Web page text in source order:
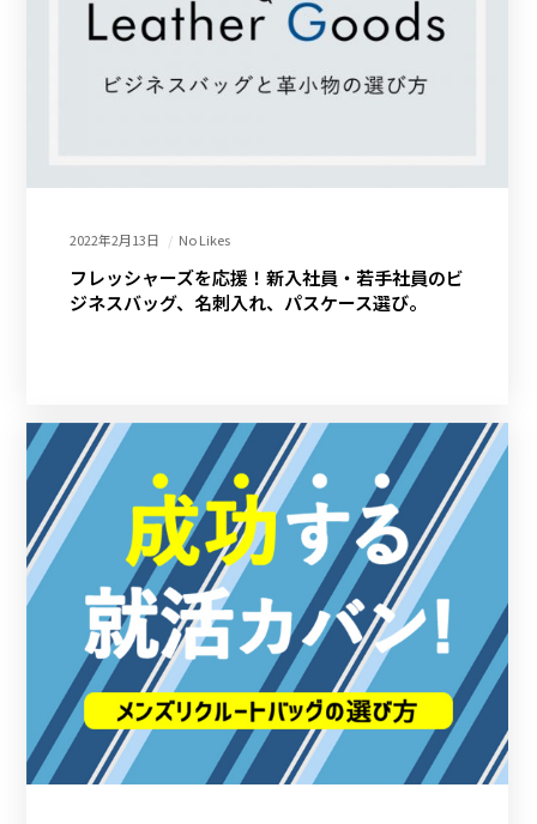
2022年2月13日 No Likes
フレッシャーズを応援！新入社員・若手社員のビ
ジネスバッグ、名刺入れ、パスケース選び。